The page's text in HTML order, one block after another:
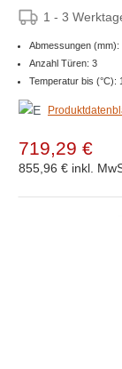
1 - 3
Abmessungen
Anzahl Türen: 3
Temperatur bis (°C):
719,29 €
855,96 € inkl.